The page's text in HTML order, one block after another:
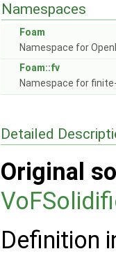
Namespaces
Foam
Namespace for
Foam::fv
Namespace for
Detailed
Original
Definition